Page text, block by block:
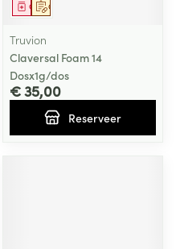
Op voorschrift
Geneesmiddel
Truvion
Claversal Foam 14
Dosx1g/dos
€ 35,00
Reserveer